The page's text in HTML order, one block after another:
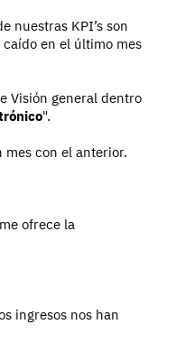
nuestras KPI’s son
caído en el último mes
Visión general dentro
".
mes con el anterior.
ingresos nos han